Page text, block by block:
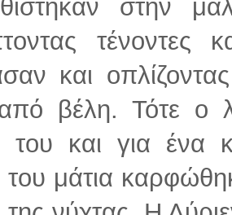
στην
τένοντες
και
βέλη. Τότε ο
του και για ένα
του μάτια